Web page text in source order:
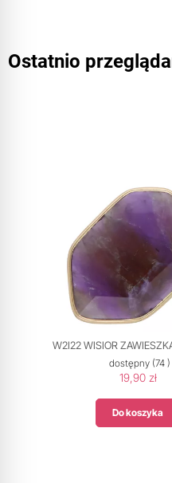
Ostatnio
W2I22 WISIOR
dostępny (74 )
19,90 zł
Do koszyka